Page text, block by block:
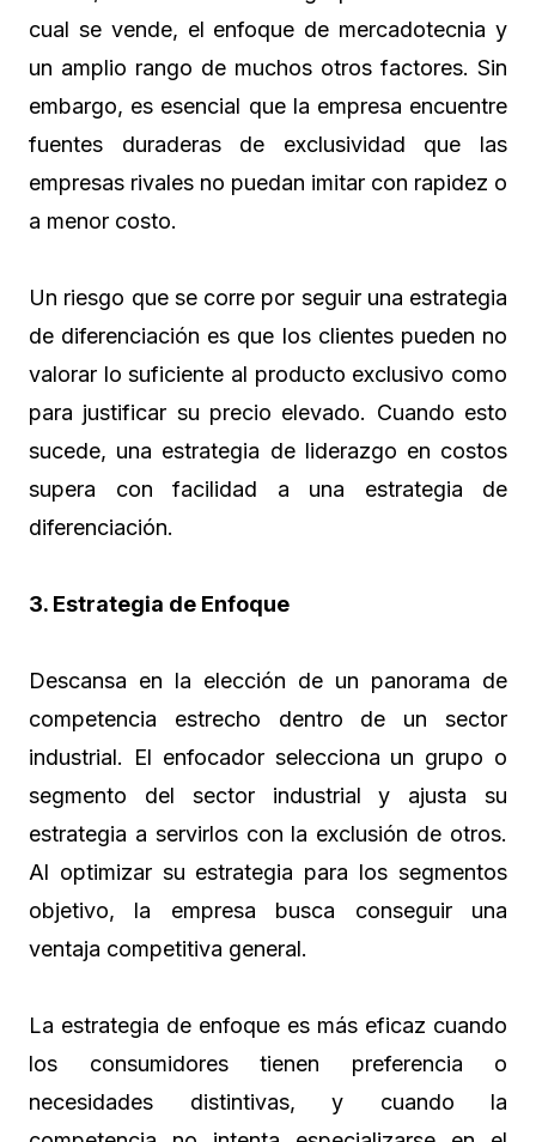
cual se vende, el enfoque de mercadotecnia y
un amplio rango de muchos otros factores. Sin
embargo, es esencial que la empresa encuentre
fuentes duraderas de exclusividad que las
empresas rivales no puedan imitar con rapidez o
a menor costo.
Un riesgo que se corre por seguir una estrategia
de diferenciación es que los clientes pueden no
valorar lo suficiente al producto exclusivo como
para justificar su precio elevado. Cuando esto
sucede, una estrategia de liderazgo en costos
supera con facilidad a una estrategia de
diferenciación.
3. Estrategia de Enfoque
Descansa en la elección de un panorama de
competencia estrecho dentro de un sector
industrial. El enfocador selecciona un grupo o
segmento del sector industrial y ajusta su
estrategia a servirlos con la exclusión de otros.
Al optimizar su estrategia para los segmentos
objetivo, la empresa busca conseguir una
ventaja competitiva general.
La estrategia de enfoque es más eficaz cuando
los consumidores tienen preferencia o
necesidades distintivas, y cuando la